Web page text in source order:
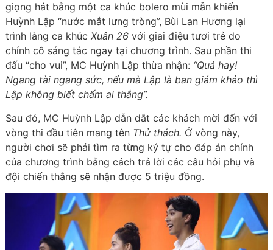
giọng hát bằng một ca khúc bolero mùi mẫn khiến
Huỳnh Lập “nước mắt lưng tròng”, Bùi Lan Hương lại
trình làng ca khúc Xuân 26với giai điệu tươi trẻ do
chính cô sáng tác ngay tại chương trình. Sau phần thi
đấu “cho vui”, MC Huỳnh Lập thừa nhận: “Quá hay!
Ngang tài ngang sức, nếu mà Lập là ban giám khảo thì
Lập không biết chấm ai thắng”.
Sau đó, MC Huỳnh Lập dẫn dắt các khách mời đến với
vòng thi đầu tiên mang tên Thử thách. Ở vòng này,
người chơi sẽ phải tìm ra từng ký tự cho đáp án chính
của chương trình bằng cách trả lời các câu hỏi phụ và
đội chiến thắng sẽ nhận được 5 triệu đồng.